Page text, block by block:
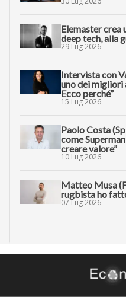
Elemaster crea
deep tech, alla
29 Lug 2026
Intervista con
uno dei migliori
Ecco perché”
15 Lug 2026
Paolo Costa
come
creare valore”
10 Lug 2026
Matteo Musa
rugbista ho
07 Lug 2026